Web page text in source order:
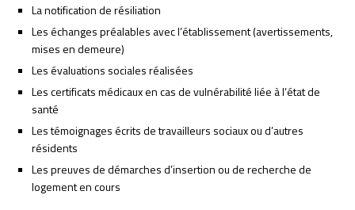
La notification de résiliation
Les échanges préalables avec l’établissement (avertissements,
mises en demeure)
Les évaluations sociales réalisées
Les certificats médicaux en cas de vulnérabilité liée à l’état de
santé
Les témoignages écrits de travailleurs sociaux ou d’autres
résidents
Les preuves de démarches d’insertion ou de recherche de
logement en cours